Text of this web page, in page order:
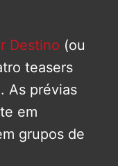
Destino (ou
teasers
As prévias
em
grupos de